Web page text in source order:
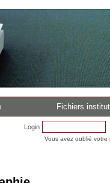
Fichiers
Login
Vous avez oublié votre